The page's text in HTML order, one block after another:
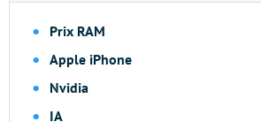
Prix RAM
Apple iPhone
Nvidia
IA